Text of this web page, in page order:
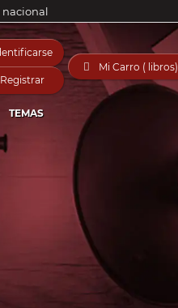
nacional
Registrar
 Mi Carro ( libros)
TEMAS